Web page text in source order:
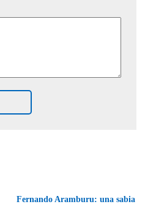
Fernando Aramburu: una sabia